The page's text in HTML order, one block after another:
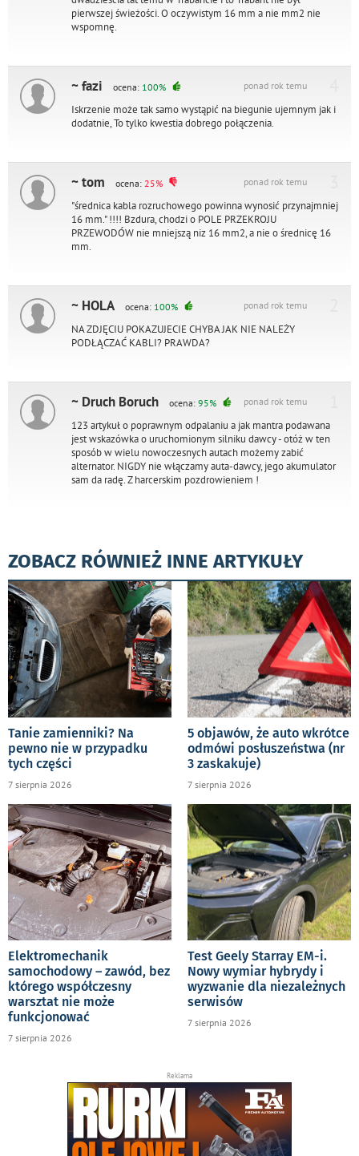
pierwszej świeżości. O oczywistym 16 mm a nie mm2 nie
wspomnę.
~ fazi ponad rok temu
ocena: 100%
Iskrzenie może tak samo wystąpić na biegunie ujemnym jak i
dodatnie, To tylko kwestia dobrego połączenia.
~ tom ponad rok temu
ocena: 25%
"średnica kabla rozruchowego powinna wynosić przynajmniej
16 mm." !!!! Bzdura, chodzi o POLE PRZEKROJU
PRZEWODÓW nie mniejszą niz 16 mm2, a nie o średnicę 16
mm.
~ HOLA ponad rok temu
ocena: 100%
NA ZDJĘCIU POKAZUJECIE CHYBA JAK NIE NALEŻY
PODŁĄCZAĆ KABLI? PRAWDA?
~ Druch Boruch ponad rok temu
ocena: 95%
123 artykuł o poprawnym odpalaniu a jak mantra podawana
jest wskazówka o uruchomionym silniku dawcy - otóż w ten
sposób w wielu nowoczesnych autach możemy zabić
alternator. NIGDY nie włączamy auta-dawcy, jego akumulator
sam da radę. Z harcerskim pozdrowieniem !
ZOBACZ RÓWNIEŻ INNE ARTYKUŁY
Tanie zamienniki? Na
pewno nie w przypadku
tych części
7 sierpnia 2026
5 objawów, że auto wkrótce
odmówi posłuszeństwa (nr
3 zaskakuje)
7 sierpnia 2026
Elektromechanik
samochodowy – zawód, bez
którego współczesny
warsztat nie może
funkcjonować
7 sierpnia 2026
Test Geely Starray EM-i.
Nowy wymiar hybrydy i
wyzwanie dla niezależnych
serwisów
7 sierpnia 2026
Reklama